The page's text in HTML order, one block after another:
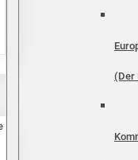
(Der